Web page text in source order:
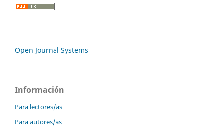
Open Journal Systems
Información
Para lectores/as
Para autores/as